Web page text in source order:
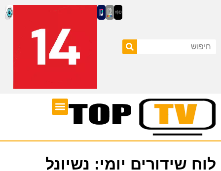
לוח שידורים יומי: נשיונל